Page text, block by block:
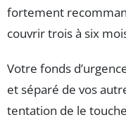
fortement
couvrir trois à six
Votre fonds
et séparé de vos
tentation de le